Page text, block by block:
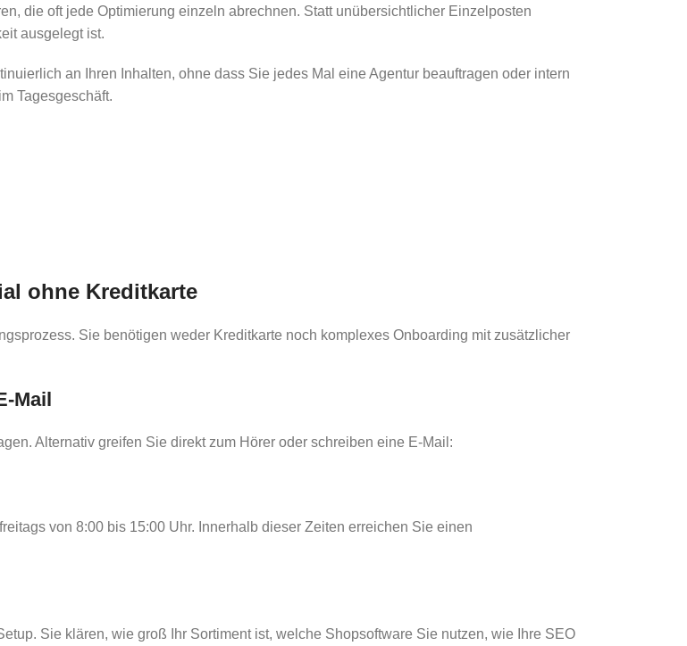
die oft jede Optimierung einzeln abrechnen. Statt unübersichtlicher Einzelposten
ausgelegt ist.
an Ihren Inhalten, ohne dass Sie jedes Mal eine Agentur beauftragen oder intern
Tagesgeschäft.
ohne Kreditkarte
Sie benötigen weder Kreditkarte noch komplexes Onboarding mit zusätzlicher
Mail
Alternativ greifen Sie direkt zum Hörer oder schreiben eine E-Mail:
von 8:00 bis 15:00 Uhr. Innerhalb dieser Zeiten erreichen Sie einen
Sie klären, wie groß Ihr Sortiment ist, welche Shopsoftware Sie nutzen, wie Ihre SEO